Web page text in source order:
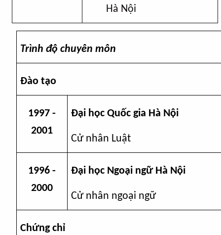
Hà Nội
Trình độ chuyên môn
Đào tạo
1997 -
2001
Đại học Quốc gia Hà Nội
Cử nhân Luật
1996 -
2000
Đại học Ngoại ngữ Hà Nội
Cử nhân ngoại ngữ
Chứng chỉ